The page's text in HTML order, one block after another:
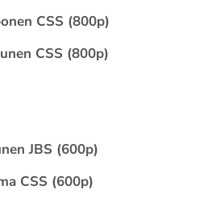
CSS (800p)
CSS (800p)
JBS (600p)
CSS (600p)